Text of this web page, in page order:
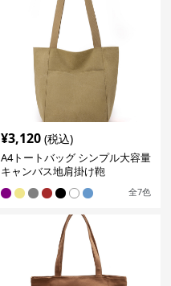
¥3,120 (税込)
A4トートバッグ シンプル大容量
キャンバス地肩掛け鞄
全7色